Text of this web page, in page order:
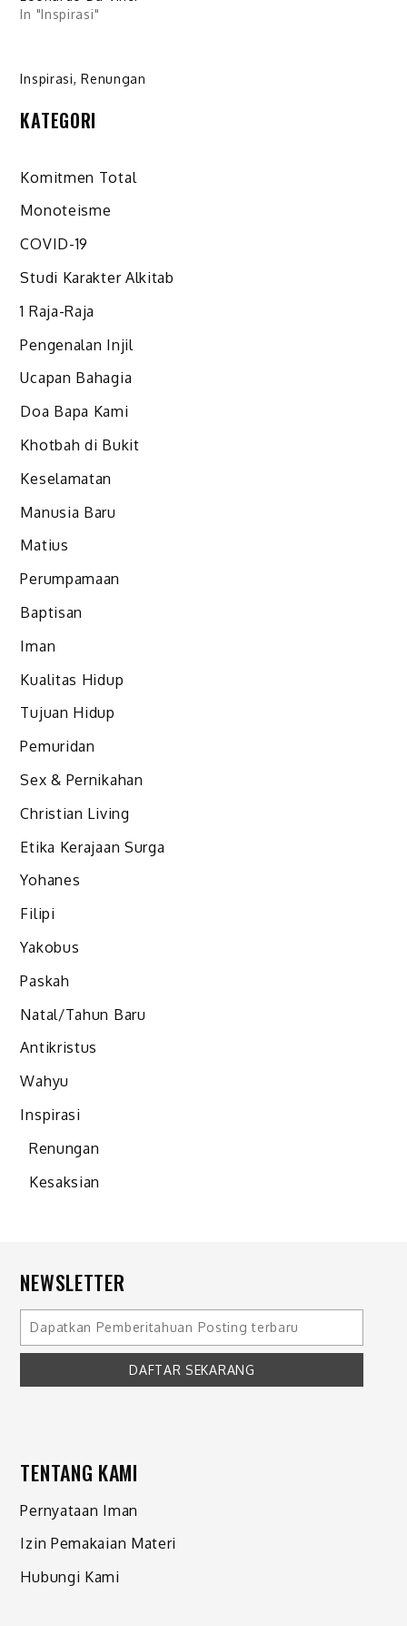
In "Inspirasi"
Inspirasi,Renungan
KATEGORI
Komitmen Total
Monoteisme
COVID-19
Studi Karakter Alkitab
1 Raja-Raja
Pengenalan Injil
Ucapan Bahagia
Doa Bapa Kami
Khotbah di Bukit
Keselamatan
Manusia Baru
Matius
Perumpamaan
Baptisan
Iman
Kualitas Hidup
Tujuan Hidup
Pemuridan
Sex & Pernikahan
Christian Living
Etika Kerajaan Surga
Yohanes
Filipi
Yakobus
Paskah
Natal/Tahun Baru
Antikristus
Wahyu
Inspirasi
Renungan
Kesaksian
NEWSLETTER
TENTANG KAMI
Pernyataan Iman
Izin Pemakaian Materi
Hubungi Kami